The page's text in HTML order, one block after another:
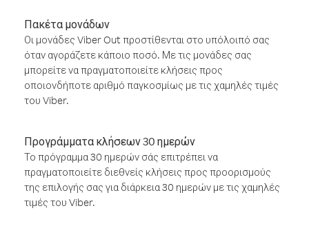
Πακέτα μονάδων
Οι μονάδες Viber Out προστίθενται στο υπόλοιπό σας
όταν αγοράζετε κάποιο ποσό. Με τις μονάδες σας
μπορείτε να πραγματοποιείτε κλήσεις προς
οποιονδήποτε αριθμό παγκοσμίως με τις χαμηλές τιμές
του Viber.
Προγράμματα κλήσεων 30 ημερών
Το πρόγραμμα 30 ημερών σάς επιτρέπει να
πραγματοποιείτε διεθνείς κλήσεις προς προορισμούς
της επιλογής σας για διάρκεια 30 ημερών με τις χαμηλές
τιμές του Viber.